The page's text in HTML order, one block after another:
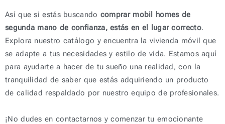
Así que si estás buscando comprar mobil homes de
segunda mano de confianza, estás en el lugar correcto.
Explora nuestro catálogo y encuentra la vivienda móvil que
se adapte a tus necesidades y estilo de vida. Estamos aquí
para ayudarte a hacer de tu sueño una realidad, con la
tranquilidad de saber que estás adquiriendo un producto
de calidad respaldado por nuestro equipo de profesionales.
¡No dudes en contactarnos y comenzar tu emocionante